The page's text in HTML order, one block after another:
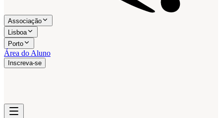
Associação
Lisboa
Porto
Área do Aluno
Inscreva-se
LisboaEscola Vecchi-Costa